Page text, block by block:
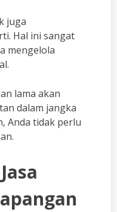
juga
Hal ini sangat
mengelola
lama akan
dalam jangka
Anda tidak perlu